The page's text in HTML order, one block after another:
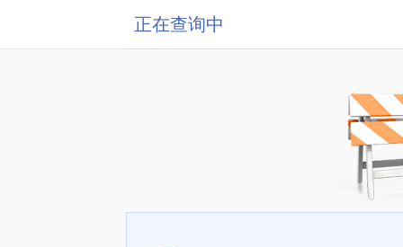
正在查询中